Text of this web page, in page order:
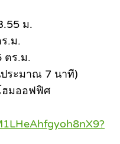
ม.
.ม.
ตร.ม.
ประมาณ 7 นาที)
ฮมออฟฟิศ